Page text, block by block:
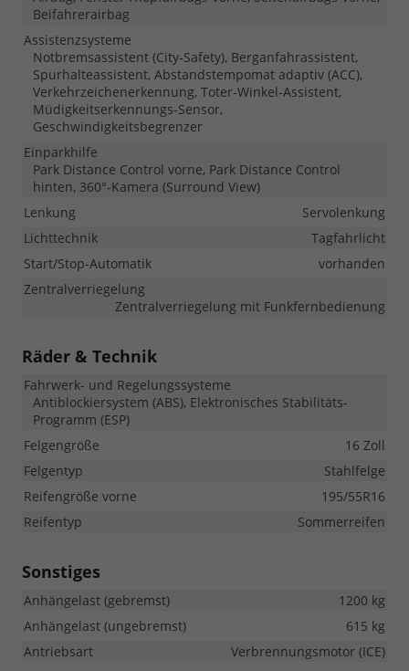
Beifahrerairbag
Assistenzsysteme
Notbremsassistent (City-Safety), Berganfahrassistent,
Spurhalteassistent, Abstandstempomat adaptiv (ACC),
Verkehrzeichenerkennung, Toter-Winkel-Assistent,
Müdigkeitserkennungs-Sensor,
Geschwindigkeitsbegrenzer
Einparkhilfe
Park Distance Control vorne, Park Distance Control
hinten, 360°-Kamera (Surround View)
Lenkung
Servolenkung
Lichttechnik
Tagfahrlicht
Start/Stop-Automatik
vorhanden
Zentralverriegelung
Zentralverriegelung mit Funkfernbedienung
Räder & Technik
Fahrwerk- und Regelungssysteme
Antiblockiersystem (ABS), Elektronisches Stabilitäts-
Programm (ESP)
Felgengröße
16 Zoll
Felgentyp
Stahlfelge
Reifengröße vorne
195/55R16
Reifentyp
Sommerreifen
Sonstiges
Anhängelast (gebremst)
1200 kg
Anhängelast (ungebremst)
615 kg
Antriebsart
Verbrennungsmotor (ICE)